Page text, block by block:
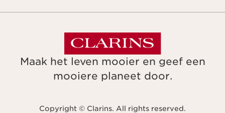
Maak het leven mooier en geef een
mooiere planeet door.
Copyright © Clarins. All rights reserved.